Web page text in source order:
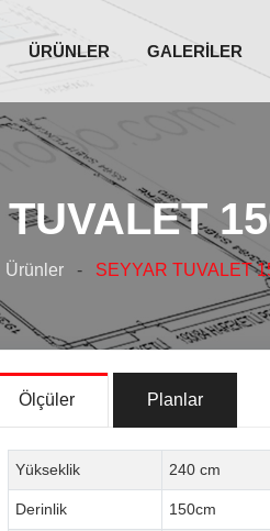
ÜRÜNLER GALERİLER
Ürünler - SEYYAR TUVALET
Ölçüler Planlar
Yükseklik 240 cm
Derinlik 150cm